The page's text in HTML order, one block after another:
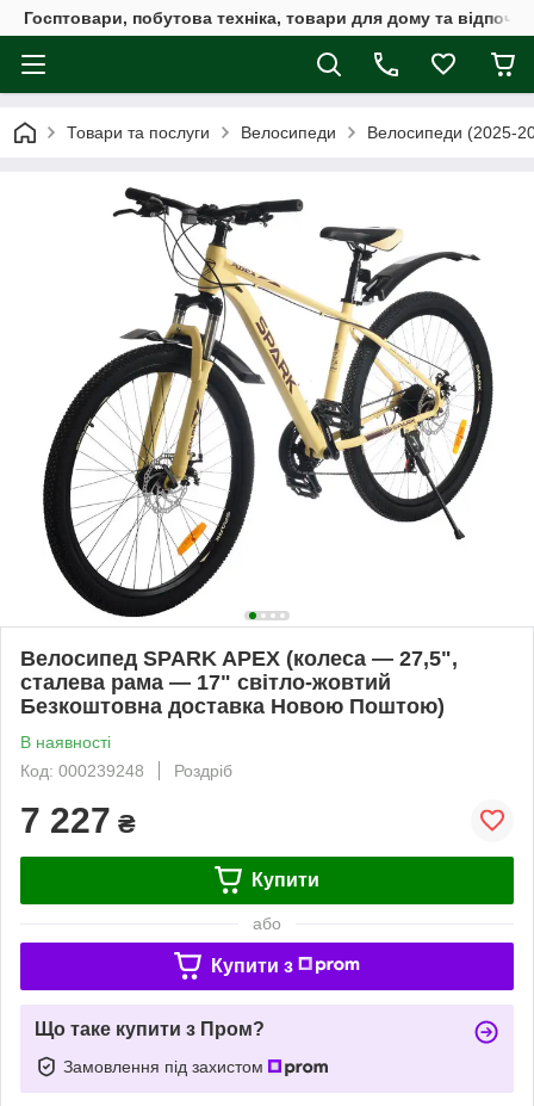
Госптовари, побутова техніка, товари для дому та
Товари та послуги Велосипеди Велосипеди (2025-
Велосипед SPARK APEX (колеса — 27,5",
сталева рама — 17" світло-жовтий
Безкоштовна доставка Новою Поштою)
В наявності
Код: 000239248
Роздріб
7 227 ₴
Купити
або
Купити з
Що таке купити з Пром?
Замовлення під захистом